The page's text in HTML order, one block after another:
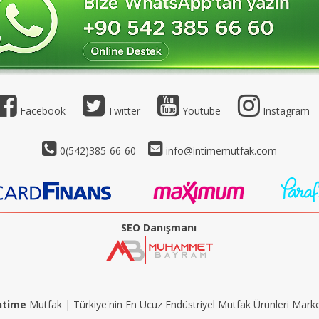
Facebook Twitter Youtube Instagram
0(542)385-66-60 - info@intimemutfak.com
SEO Danışmanı
Mutfak | Türkiye'nin En Ucuz Endüstriyel Mutfak Ürünleri